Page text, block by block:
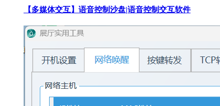
【多媒体交互】语音控制沙盘|语音控制交互软件